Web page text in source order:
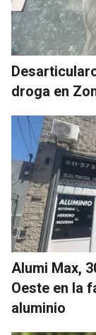
droga en
Alumi Max,
Oeste en la
aluminio